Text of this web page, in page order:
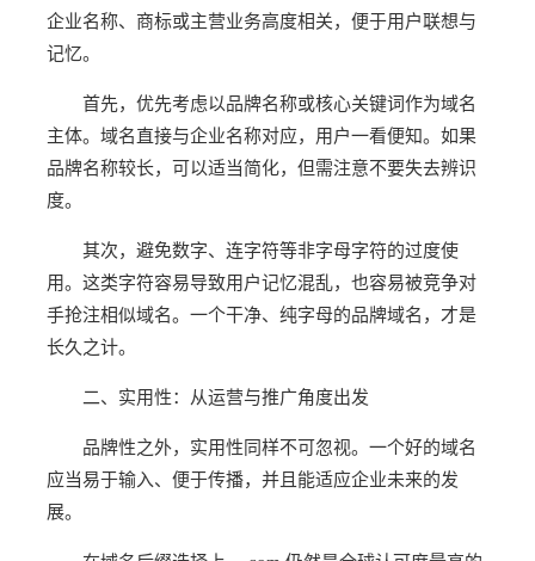
企业名称、商标或主营业务高度相关，便于用户联想与
记忆。
首先，优先考虑以品牌名称或核心关键词作为域名
主体。域名直接与企业名称对应，用户一看便知。如果
品牌名称较长，可以适当简化，但需注意不要失去辨识
度。
其次，避免数字、连字符等非字母字符的过度使
用。这类字符容易导致用户记忆混乱，也容易被竞争对
手抢注相似域名。一个干净、纯字母的品牌域名，才是
长久之计。
二、实用性：从运营与推广角度出发
品牌性之外，实用性同样不可忽视。一个好的域名
应当易于输入、便于传播，并且能适应企业未来的发
展。